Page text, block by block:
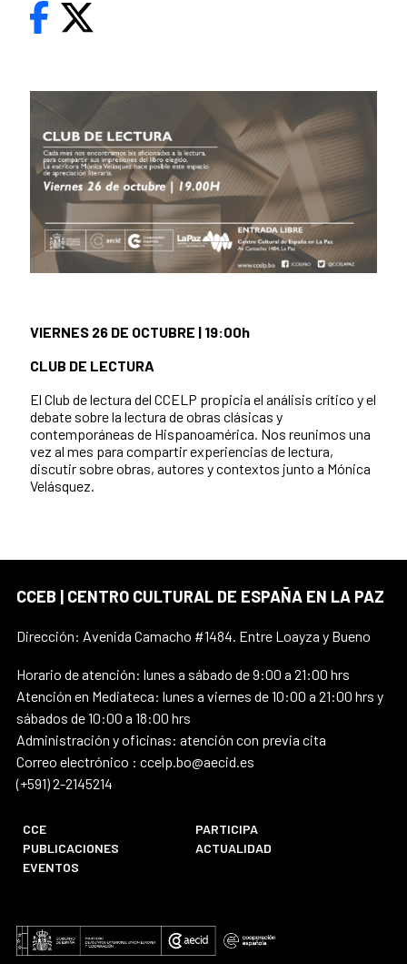
VIERNES 26 DE OCTUBRE | 19:00h
CLUB DE LECTURA
El Club de lectura del CCELP propicia el análisis crítico y el
debate sobre la lectura de obras clásicas y
contemporáneas de Hispanoamérica. Nos reunimos una
vez al mes para compartir experiencias de lectura,
discutir sobre obras, autores y contextos junto a Mónica
Velásquez.
CCEB | CENTRO CULTURAL DE ESPAÑA EN LA PAZ
Dirección: Avenida Camacho #1484. Entre Loayza y Bueno
Horario de atención: lunes a sábado de 9:00 a 21:00 hrs
Atención en Mediateca: lunes a viernes de 10:00 a 21:00 hrs y
sábados de 10:00 a 18:00 hrs
Administración y oficinas: atención con previa cita
Correo electrónico : ccelp.bo@aecid.es
(+591) 2-2145214
CCE
PARTICIPA
PUBLICACIONES
ACTUALIDAD
EVENTOS